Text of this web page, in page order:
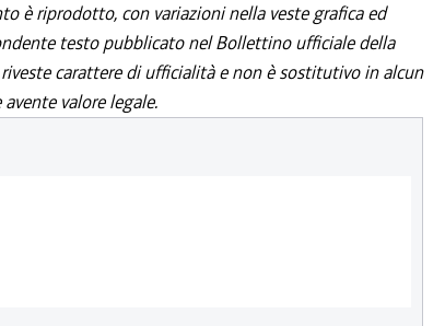
è riprodotto, con variazioni nella veste grafica ed
testo pubblicato nel Bollettino ufficiale della
carattere di ufficialità e non è sostitutivo in alcun
valore legale.